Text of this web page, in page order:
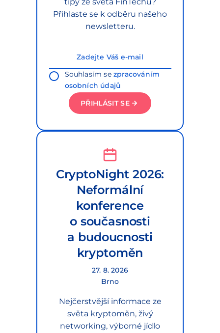
Přihlaste se k odběru našeho
newsletteru.
Souhlasím sezpracováním
osobních údajů
PŘIHLÁSIT SE
CryptoNight 2026:
Neformální
konference
o současnosti
a budoucnosti
kryptoměn
27. 8. 2026
Brno
Nejčerstvější informace ze
světa kryptoměn, živý
networking, výborné jídlo